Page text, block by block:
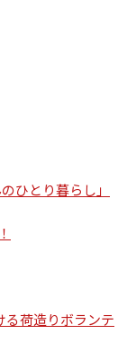
ひとり暮らし」
る荷造りボランテ